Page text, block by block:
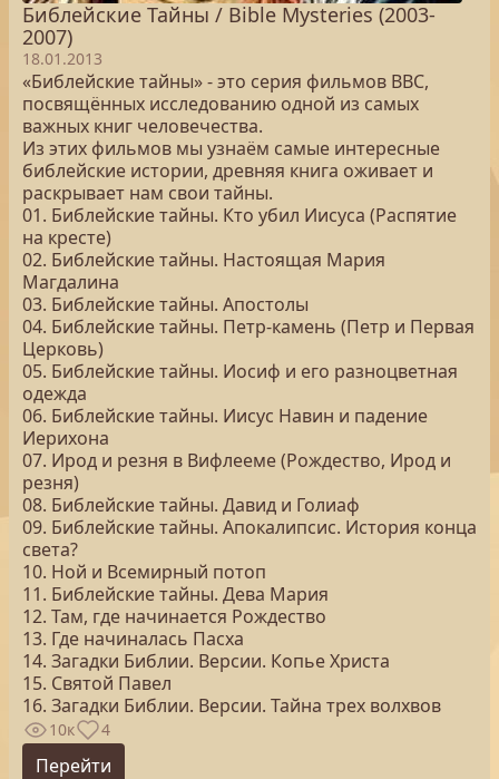
Библейские Тайны / Bible Mysteries (2003-
2007)
18.01.2013
«Библейские тайны» - это серия фильмов BBC,
посвящённых исследованию одной из самых
важных книг человечества.
Из этих фильмов мы узнаём самые интересные
библейские истории, древняя книга оживает и
раскрывает нам свои тайны.
01. Библейские тайны. Кто убил Иисуса (Распятие
на кресте)
02. Библейские тайны. Настоящая Мария
Магдалина
03. Библейские тайны. Апостолы
04. Библейские тайны. Петр-камень (Петр и Первая
Церковь)
05. Библейские тайны. Иосиф и его разноцветная
одежда
06. Библейские тайны. Иисус Навин и падение
Иерихона
07. Ирод и резня в Вифлееме (Рождество, Ирод и
резня)
08. Библейские тайны. Давид и Голиаф
09. Библейские тайны. Апокалипсис. История конца
света?
10. Ной и Всемирный потоп
11. Библейские тайны. Дева Мария
12. Там, где начинается Рождество
13. Где начиналась Пасха
14. Загадки Библии. Версии. Копье Христа
15. Святой Павел
16. Загадки Библии. Версии. Тайна трех волхвов
10к 4
Перейти